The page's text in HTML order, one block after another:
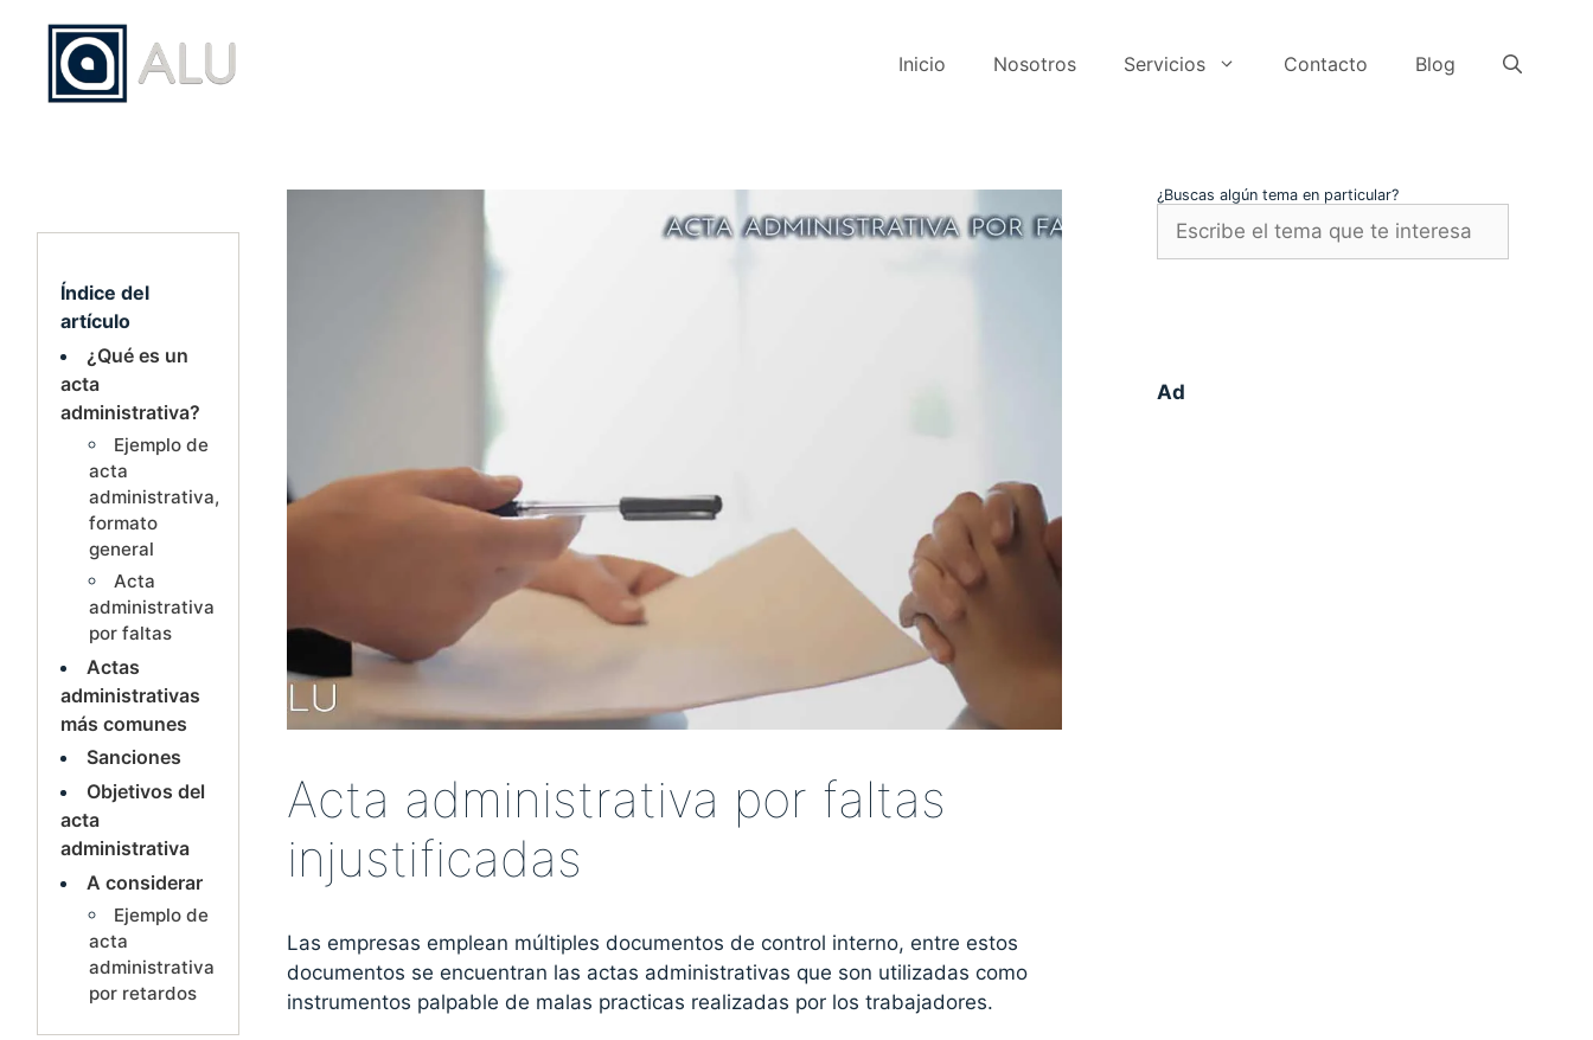
contenido
Inicio Nosotros Servicios Contacto Blog
Acta administrativa por faltas
injustificadas
Las empresas emplean múltiples documentos de control interno, entre estos
documentos se encuentran las actas administrativas que son utilizadas como
instrumentos palpable de malas practicas realizadas por los trabajadores.
Índice del
artículo
¿Qué es un
acta
administrativa?
Ejemplo de
acta
administrativa,
formato
general
Acta
administrativa
por faltas
Actas
administrativas
más comunes
Sanciones
Objetivos del
acta
administrativa
A considerar
Ejemplo de
acta
administrativa
por retardos
¿Buscas algún tema en particular?
Ad